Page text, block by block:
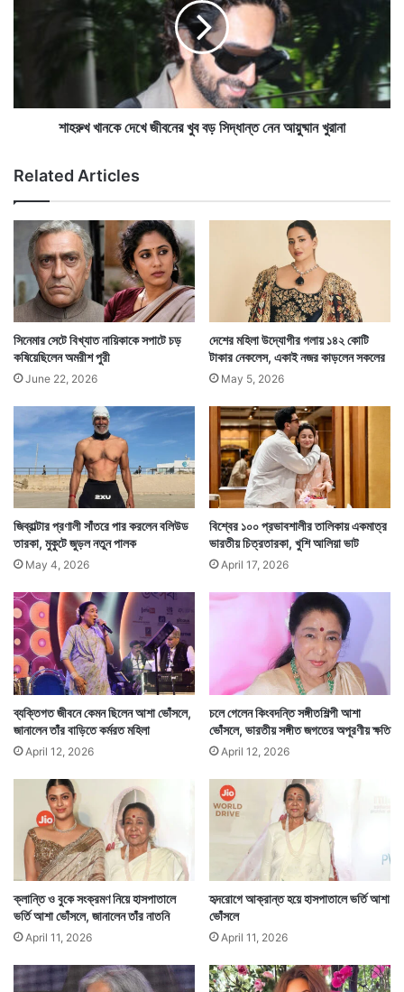
আশু রেড্ডির পা রামগোপালের হাতে ধরা। পাটিতে তিনি তাঁর মুখ,
ঠোঁট ঘষছেন। একসময় পায়ের একটি আঙুল পরিচালক মুখেও পুরে
আঙুল নিজের মুখের মধ্যে পুরে চুষছেন তাও দেখা গেছে। এটা
কোনও সিনেমার দৃশ্য কিন্তু নয়। এই ছবি নিজেই শেয়ার করেছেন
রামগোপাল।
পরিচালক নিজেই এর একটি ক্যাপশনও দিয়েছেন। তিনি লিখেছেন,
তিনি নিজে ভয়ংকর আর সঙ্গে রয়েছেন দ্বিগুণ ভয়ংকর আশু রেড্ডি।
নি
ত
টা
লে
ন
ত
নে
ত্রী
খ
খে
র
খু
ব
সি
দ্ধা
নে
ন
আ
ষ্মা
ন
খু
রা
না
শাহরুখ খানকে দেখে জীবনের খুব বড় সিদ্ধান্ত নেন আয়ুষ্মান খুরানা
Related Articles
সিনেমার সেটে বিখ্যাত নায়িকাকে সপাটে চড়
কষিয়েছিলেন অমরীশ পুরী
June 22, 2026
দেশের মহিলা উদ্যোগীর গলায় ১৪২ কোটি
টাকার নেকলেস, একাই নজর কাড়লেন সকলের
May 5, 2026
জিব্রাল্টার প্রণালী সাঁতরে পার করলেন বলিউড
তারকা, মুকুটে জুড়ল নতুন পালক
May 4, 2026
বিশ্বের ১০০ প্রভাবশালীর তালিকায় একমাত্র
ভারতীয় চিত্রতারকা, খুশি আলিয়া ভাট
April 17, 2026
ব্যক্তিগত জীবনে কেমন ছিলেন আশা ভোঁসলে,
জানালেন তাঁর বাড়িতে কর্মরত মহিলা
April 12, 2026
চলে গেলেন কিংবদন্তি সঙ্গীতশিল্পী আশা
ভোঁসলে, ভারতীয় সঙ্গীত জগতের অপূরণীয় ক্ষতি
April 12, 2026
ক্লান্তি ও বুকে সংক্রমণ নিয়ে হাসপাতালে
ভর্তি আশা ভোঁসলে, জানালেন তাঁর নাতনি
April 11, 2026
হৃদরোগে আক্রান্ত হয়ে হাসপাতালে ভর্তি আশা
ভোঁসলে
April 11, 2026